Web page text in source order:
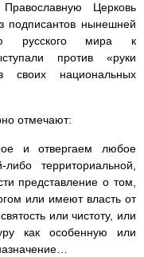
Церковь
подписантов нынешней
русского мира к
против «руки
своих национальных
отмечают:
и отвергаем любое
территориальной,
представление о том,
или имеют власть от
или чистоту, или
как особенную или